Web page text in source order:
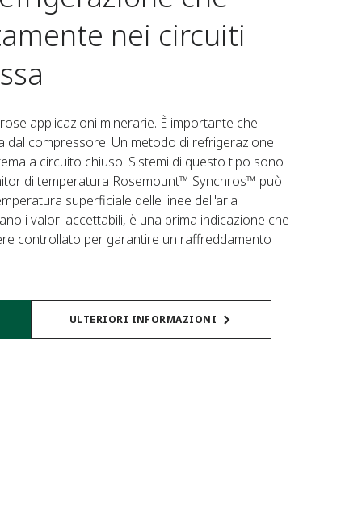
nei circuiti
applicazioni minerarie. È importante che
dal compressore. Un metodo di refrigerazione
a circuito chiuso. Sistemi di questo tipo sono
di temperatura Rosemount™ Synchros™ può
superficiale delle linee dell'aria
i valori accettabili, è una prima indicazione che
controllato per garantire un raffreddamento
ULTERIORI INFORMAZIONI